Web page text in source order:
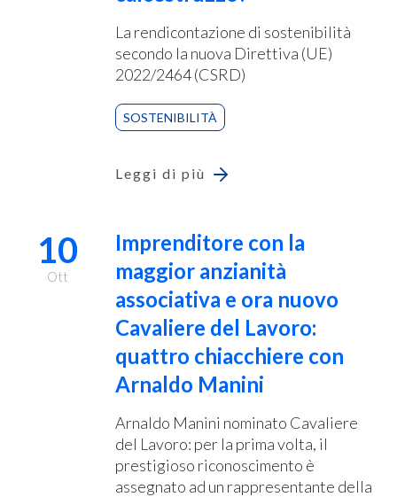
La rendicontazione di sostenibilità
secondo la nuova Direttiva (UE)
2022/2464 (CSRD)
SOSTENIBILITÀ
Leggi di più
10
Ott
Imprenditore con la
maggior anzianità
associativa e ora nuovo
Cavaliere del Lavoro:
quattro chiacchiere con
Arnaldo Manini
Arnaldo Manini nominato Cavaliere
del Lavoro: per la prima volta, il
prestigioso riconoscimento è
assegnato ad un rappresentante della